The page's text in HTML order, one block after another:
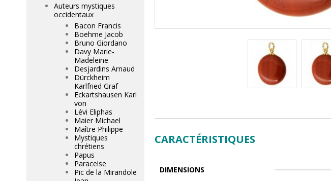
CARACTÉRISTIQUES
DIMENSIONS
Auteurs mystiques
occidentaux
Bacon Francis
Boehme Jacob
Bruno Giordano
Davy Marie-
Madeleine
Desjardins Arnaud
Dürckheim
Karlfried Graf
Eckartshausen Karl
von
Lévi Eliphas
Maier Michael
Maître Philippe
Mystiques
chrétiens
Papus
Paracelse
Pic de la Mirandole